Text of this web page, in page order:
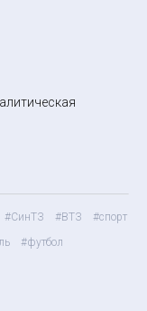
#СинТЗ #ВТЗ
#спорт
#футбол